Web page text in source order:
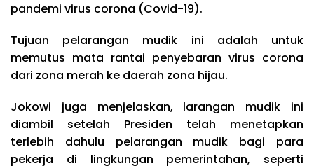
pandemi virus corona (Covid-19).
Tujuan pelarangan mudik ini adalah untuk
memutus mata rantai penyebaran virus corona
dari zona merah ke daerah zona hijau.
Jokowi juga menjelaskan, larangan mudik ini
diambil setelah Presiden telah menetapkan
terlebih dahulu pelarangan mudik bagi para
pekerja di lingkungan pemerintahan, seperti